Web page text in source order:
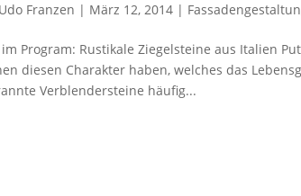
Udo Franzen | März 12, 2014|
Program: Rustikale Ziegelsteine aus Italien
diesen Charakter haben, welches das
Verblendersteine häufig...